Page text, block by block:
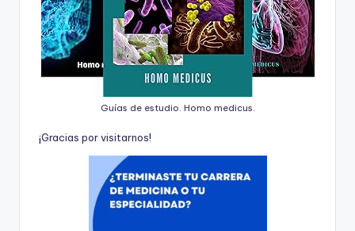
Guías de estudio. Homo medicus.
¡Gracias porvisitarnos!